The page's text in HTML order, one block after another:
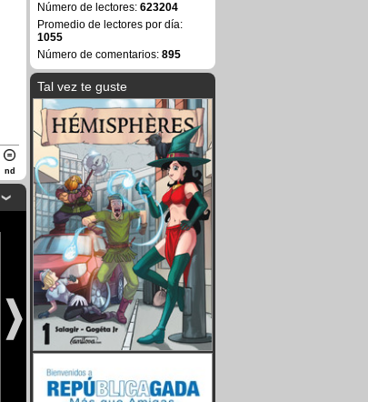
nd
Número de lectores: 623204
Promedio de lectores por día:
1055
Número de comentarios: 895
Tal vez te guste